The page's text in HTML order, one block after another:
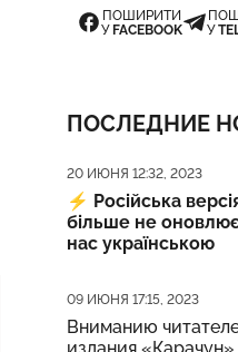
ПОШИРИТИ
У FACEBOOK
У
ПОСЛЕДНИЕ
Дата публикации
20 ИЮНЯ 12:32, 2023
⚡️ Російська
більше не
нас українською
Дата публикации
09 ИЮНЯ 17:15, 2023
Вниманию